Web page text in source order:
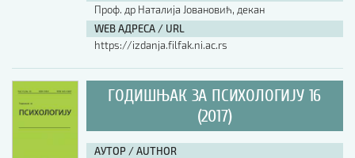
Проф. др Наталија Јовановић, декан
WEB АДРЕСА / URL
https://izdanja.filfak.ni.ac.rs
ГОДИШЊАК ЗА ПСИХОЛОГИЈУ 16
(2017)
АУТОР / AUTHOR